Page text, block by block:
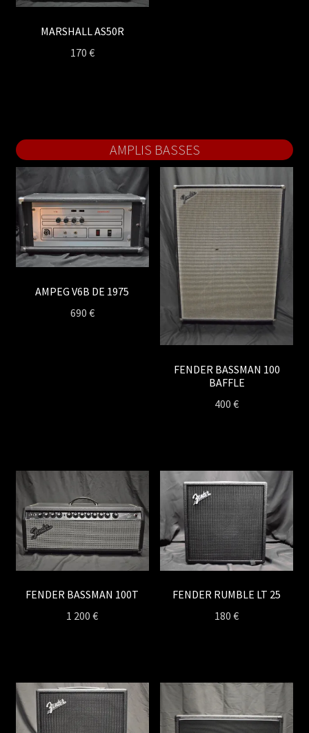
MARSHALL AS50R
170 €
AMPLIS BASSES
AMPEG V6B DE 1975
690 €
FENDER BASSMAN 100
BAFFLE
400€
FENDER BASSMAN 100T
1 200€
FENDER RUMBLE LT 25
180€